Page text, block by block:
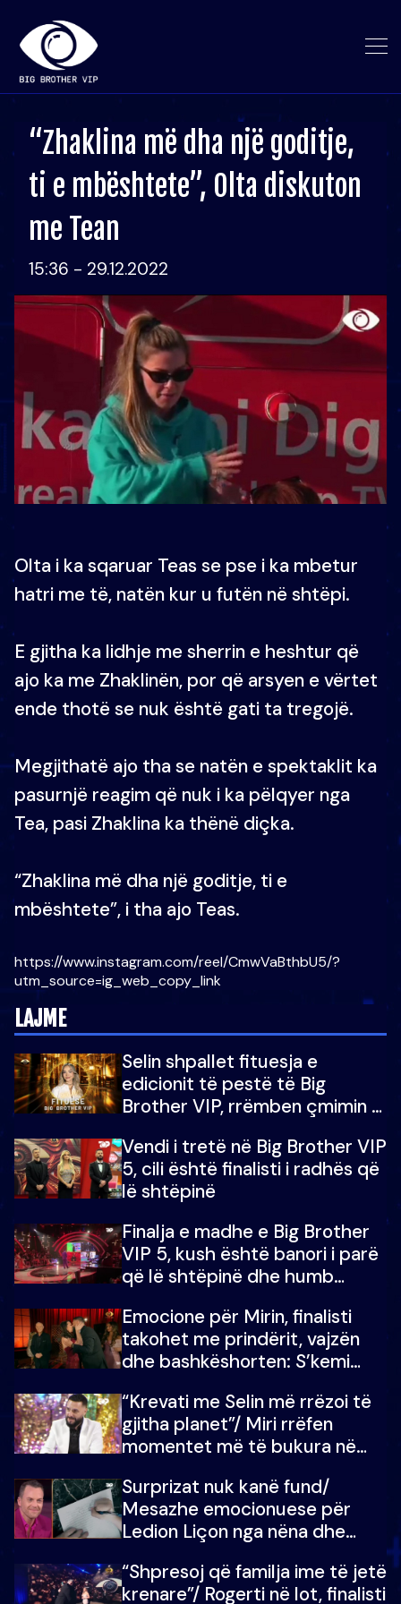
“Zhaklina më dha një goditje,
ti e mbështete”, Olta diskuton
me Tean
15:36 - 29.12.2022
Olta i ka sqaruar Teas se pse i ka mbetur
hatri me të, natën kur u futën në shtëpi.
E gjitha ka lidhje me sherrin e heshtur që
ajo ka me Zhaklinën, por që arsyen e vërtet
ende thotë se nuk është gati ta tregojë.
Megjithatë ajo tha se natën e spektaklit ka
pasurnjë reagim që nuk i ka pëlqyer nga
Tea, pasi Zhaklina ka thënë diçka.
“Zhaklina më dha një goditje, ti e
mbështete”, i tha ajo Teas.
https://www.instagram.com/reel/CmwVaBthbU5/?
utm_source=ig_web_copy_link
LAJME
Selin shpallet fituesja e
edicionit të pestë të Big
Brother VIP, rrëmben çmimin e
Vendi i tretë në Big Brother VIP
5, cili është finalisti i radhës që
lë shtëpinë
Finalja e madhe e Big Brother
VIP 5, kush është banori i parë
që lë shtëpinë dhe humb
çmimin e madh
Emocione për Mirin, finalisti
takohet me prindërit, vajzën
dhe bashkëshorten: S’kemi
“Krevati me Selin më rrëzoi të
gjitha planet”/ Miri rrëfen
momentet më të bukura në
mungojë zilja e mëngjesit kur…
Surprizat nuk kanë fund/
Mesazhe emocionuese për
Ledion Liçon nga nëna dhe
mban dot lotët: Nuk meritoj…
“Shpresoj që familja ime të jetë
krenare”/ Rogerti në lot, finalisti